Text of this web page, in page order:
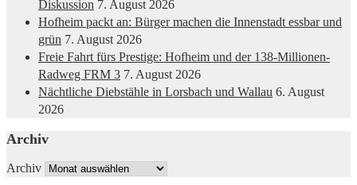
Diskussion 7. August 2026
Hofheim packt an: Bürger machen die Innenstadt essbar und
grün 7. August 2026
Freie Fahrt fürs Prestige: Hofheim und der 138-Millionen-
Radweg FRM 3 7. August 2026
Nächtliche Diebstähle in Lorsbach und Wallau 6. August
2026
Archiv
Archiv